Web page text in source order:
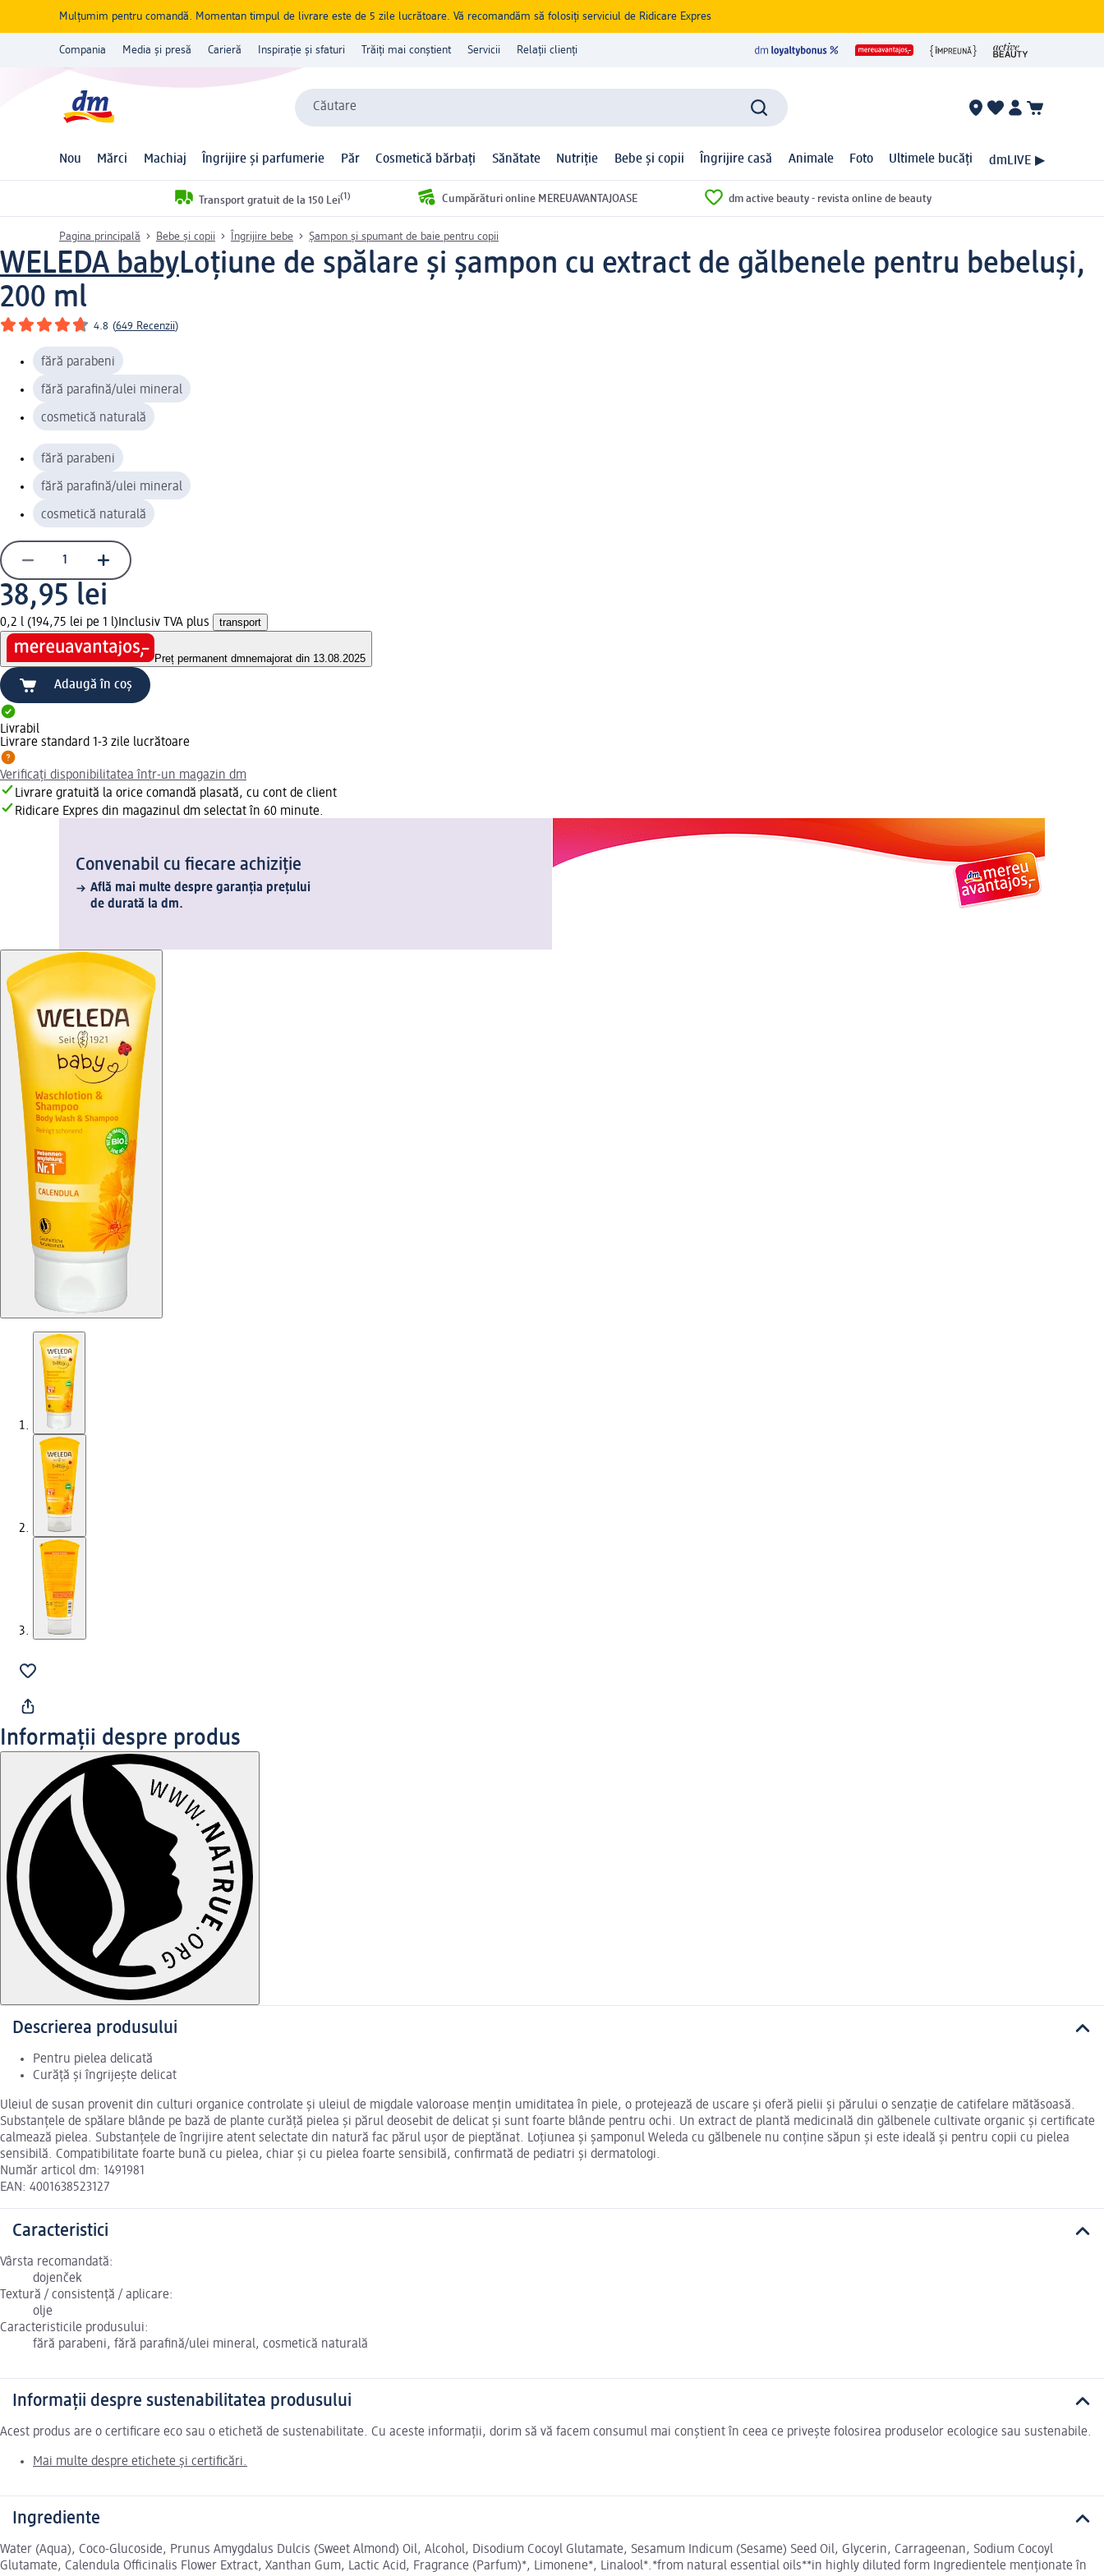
Mulțumim pentru comandă. Momentan timpul de livrare este de 5 zile lucrătoare. Vă recomandăm să folosiți serviciul de Ridicare Expres
Compania Media și presă Carieră Inspirație și sfaturi Trăiți mai conștient Servicii Relații clienți
Căutare
Nou Mărci Machiaj Îngrijire și parfumerie Păr Cosmetică bărbați Sănătate Nutriție Bebe și copii Îngrijire casă Animale Foto Ultimele bucăți dmLIVE ▶
Transport gratuit de la 150 Lei(1) Cumpărături online MEREUAVANTAJOASE dm active beauty - revista online de beauty
Pagina principală Bebe și copii Îngrijire bebe Șampon și spumant de baie pentru copii
WELEDA babyLoțiune de spălare și șampon cu extract de gălbenele pentru bebeluși,
200 ml
4.8 (649 Recenzii)
fără parabeni
fără parafină/ulei mineral
cosmetică naturală
fără parabeni
fără parafină/ulei mineral
cosmetică naturală
38,95 lei
0,2 l (194,75 lei pe 1 l) Inclusiv TVA plus transport
Preț permanent dmnemajorat din 13.08.2025
Adaugă în coș
Livrabil
Livrare standard 1-3 zile lucrătoare
Verificați disponibilitatea într-un magazin dm
Livrare gratuită la orice comandă plasată, cu cont de client
Ridicare Expres din magazinul dm selectat în 60 minute.
Convenabil cu fiecare achiziție
Află mai multe despre garanția prețului
de durată la dm.
Informații despre produs
Descrierea produsului
Pentru pielea delicată
Curăță și îngrijește delicat
Uleiul de susan provenit din culturi organice controlate și uleiul de migdale valoroase mențin umiditatea în piele, o protejează de uscare și oferă pielii și părului o senzație de catifelare mătăsoasă.
Substanțele de spălare blânde pe bază de plante curăță pielea și părul deosebit de delicat și sunt foarte blânde pentru ochi. Un extract de plantă medicinală din gălbenele cultivate organic și certificate
calmează pielea. Substanțele de îngrijire atent selectate din natură fac părul ușor de pieptănat. Loțiunea și șamponul Weleda cu gălbenele nu conține săpun și este ideală și pentru copii cu pielea
sensibilă. Compatibilitate foarte bună cu pielea, chiar și cu pielea foarte sensibilă, confirmată de pediatri și dermatologi.
Număr articol dm: 1491981
EAN: 4001638523127
Caracteristici
Vârsta recomandată:
dojenček
Textură / consistență / aplicare:
olje
Caracteristicile produsului:
fără parabeni, fără parafină/ulei mineral, cosmetică naturală
Informații despre sustenabilitatea produsului
Acest produs are o certificare eco sau o etichetă de sustenabilitate. Cu aceste informații, dorim să vă facem consumul mai conștient în ceea ce privește folosirea produselor ecologice sau sustenabile.
Mai multe despre etichete și certificări.
Ingrediente
Water (Aqua), Coco-Glucoside, Prunus Amygdalus Dulcis (Sweet Almond) Oil, Alcohol, Disodium Cocoyl Glutamate, Sesamum Indicum (Sesame) Seed Oil, Glycerin, Carrageenan, Sodium Cocoyl
Glutamate, Calendula Officinalis Flower Extract, Xanthan Gum, Lactic Acid, Fragrance (Parfum)*, Limonene*, Linalool*.*from natural essential oils**in highly diluted form Ingredientele menționate în